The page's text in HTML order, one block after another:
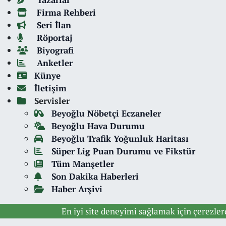
Firma Rehberi
Seri İlan
Röportaj
Biyografi
Anketler
Künye
İletişim
Servisler
Beyoğlu Nöbetçi Eczaneler
Beyoğlu Hava Durumu
Beyoğlu Trafik Yoğunluk Haritası
Süper Lig Puan Durumu ve Fikstür
Tüm Manşetler
Son Dakika Haberleri
Haber Arşivi
En iyi site deneyimi sağlamak için